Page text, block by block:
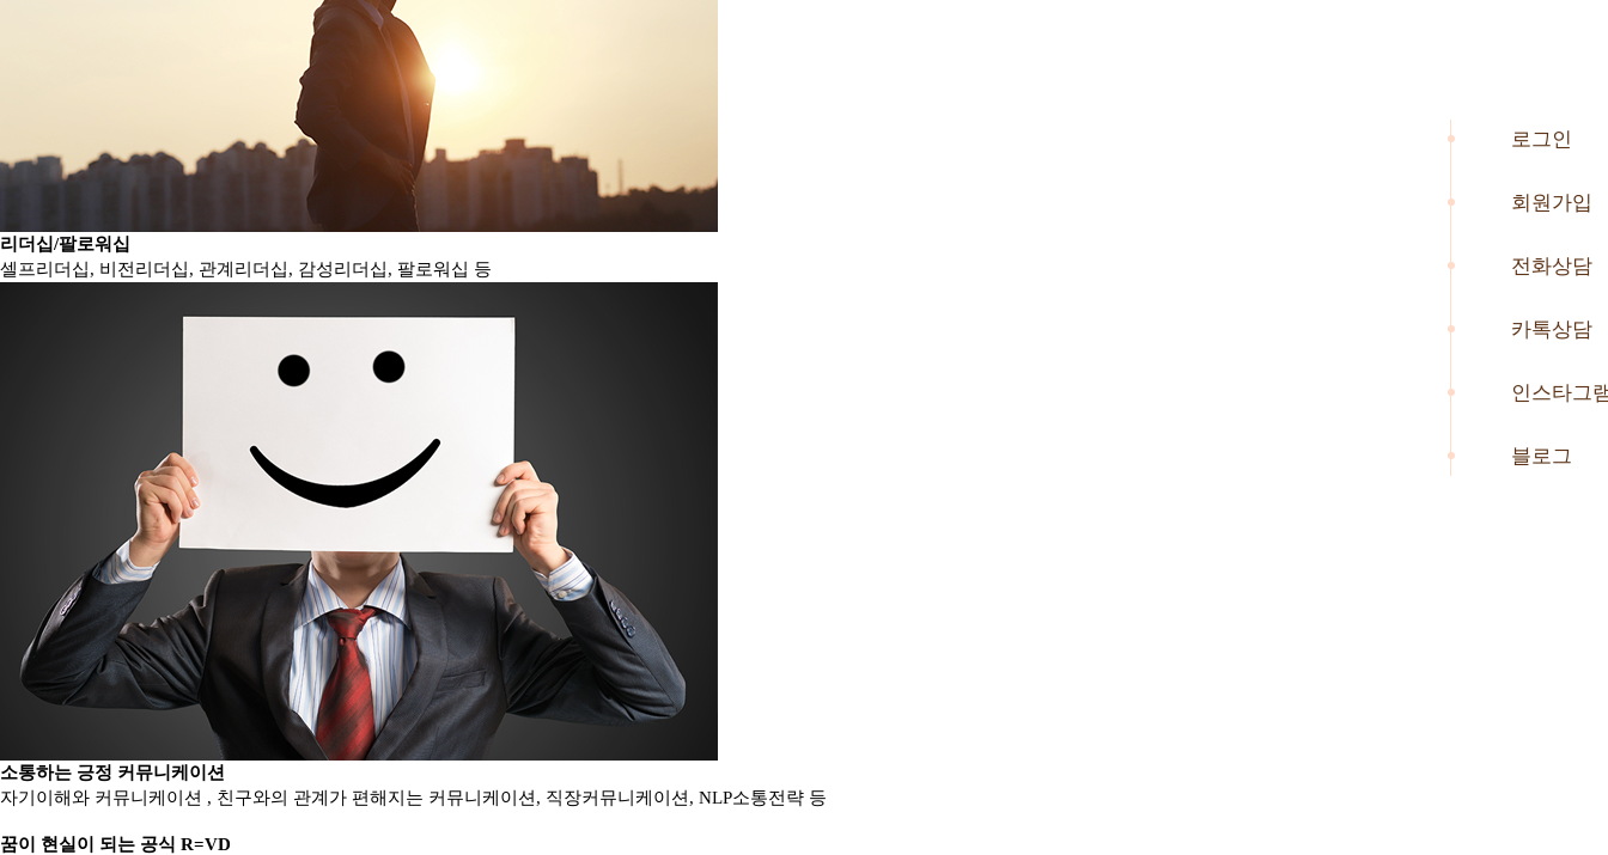
로그인
회원가입
전화상담
카톡상담
인스타그
블로그
리더십/팔로워십
셀프리더십, 비전리더십, 관계리더십, 감성리더십, 팔로워십 등
소통하는 긍정 커뮤니케이션
자기이해와 커뮤니케이션 , 친구와의 관계가 편해지는 커뮤니케이션, 직장커뮤니케이션, NLP소통전략 등
꿈이 현실이 되는 공식 R=VD